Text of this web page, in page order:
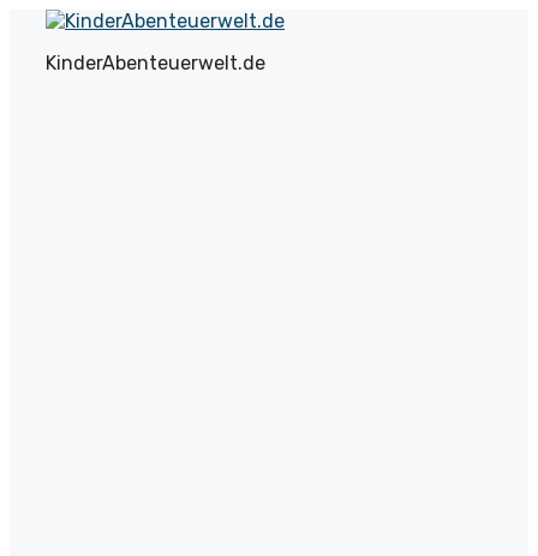
Zum
springen
KinderAbenteuerwelt.de